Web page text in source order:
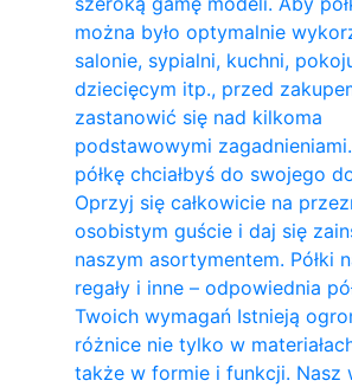
można było optymalnie
salonie, sypialni, kuchni,
dziecięcym itp., przed
zastanowić się nad kilkoma
podstawowymi
półkę chciałbyś do swojego
Oprzyj się całkowicie na
osobistym guście i daj się
naszym asortymentem. Półki
regały i inne – odpowiednia
Twoich wymagań Istnieją
różnice nie tylko w
także w formie i funkcji. Nasz